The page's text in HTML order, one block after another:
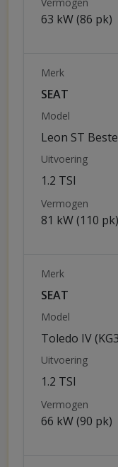
63 kW (86 pk)
Merk
SEAT
Model
Leon ST
Uitvoering
1.2 TSI
Vermogen
81 kW (110 pk)
Merk
SEAT
Model
Toledo IV
Uitvoering
1.2 TSI
Vermogen
66 kW (90 pk)